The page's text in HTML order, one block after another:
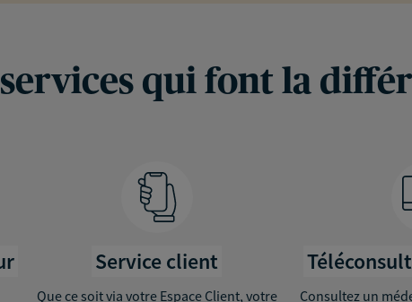
services qui font la
Service client
Que ce soit via votre Espace Client, votre Consultez un